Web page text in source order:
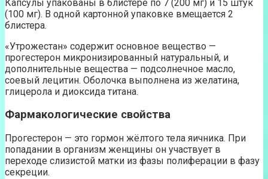
Капсулы упакованы в блистере по 7 (200 мг) и 15 штук
(100 мг). В одной картонной упаковке вмещается 2
блистера.
«Утрожестан» содержит основное вещество —
прогестерон микронизированный натуральный, и
дополнительные вещества — подсолнечное масло,
соевый лецитин. Оболочка выполнена из желатина,
глицерола и диоксида титана.
Фармакологические свойства
Прогестерон — это гормон жёлтого тела яичника. При
попадании в организм женщины он участвует в
переходе слизистой матки из фазы полиферации в фазу
секреции.